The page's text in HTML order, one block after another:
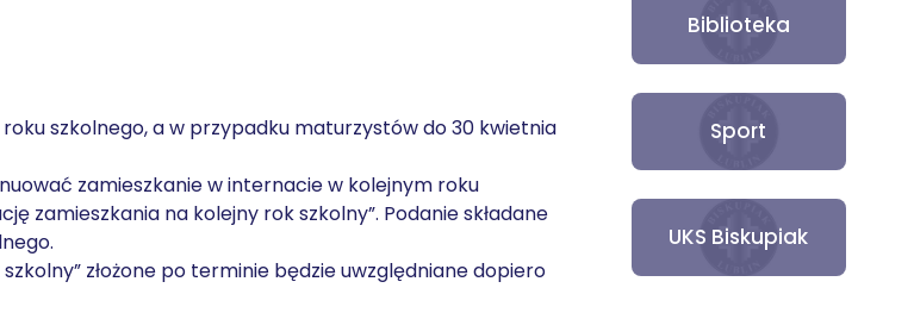
szkolnego, a w przypadku maturzystów do 30 kwietnia
zamieszkanie w internacie w kolejnym roku
zamieszkania na kolejny rok szkolny”. Podanie składane
złożone po terminie będzie uwzględniane dopiero
Biblioteka
Sport
UKS Biskupiak